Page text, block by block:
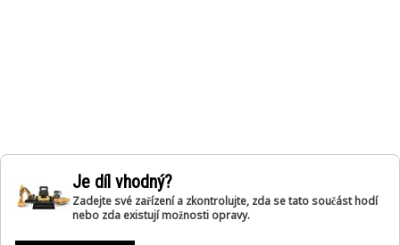
Je díl vhodný?
Zadejte své zařízení a zkontrolujte, zda se tato součást hodí
nebo zda existují možnosti opravy.